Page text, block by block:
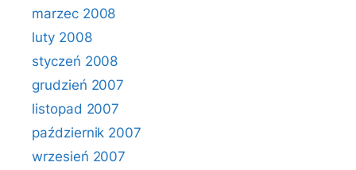
marzec 2008
luty 2008
styczeń 2008
grudzień 2007
listopad 2007
październik 2007
wrzesień 2007